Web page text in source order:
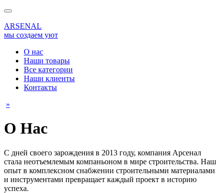
ARSENAL
мы создаем уют
О нас
Наши товары
Все категории
Наши клиенты
Контакты
»
О Нас
С дней своего зарождения в 2013 году, компания Арсенал
стала неотъемлемым компаньоном в мире строительства. Наш
опыт в комплексном снабжении строительными материалами
и инструментами превращает каждый проект в историю
успеха.